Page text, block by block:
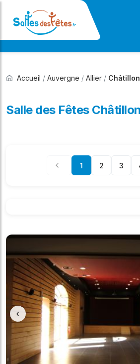
Accueil / Auvergne / Allier / Châtillon
Salle des Fêtes
1 2 3
‹